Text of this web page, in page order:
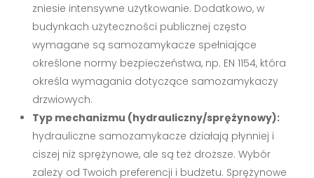
zniesie intensywne użytkowanie. Dodatkowo, w
budynkach użyteczności publicznej często
wymagane są samozamykacze spełniające
określone normy bezpieczeństwa, np. EN 1154, która
określa wymagania dotyczące samozamykaczy
drzwiowych.
Typ mechanizmu (hydrauliczny/sprężynowy):
hydrauliczne samozamykacze działają płynniej i
ciszej niż sprężynowe, ale są też droższe. Wybór
zależy od Twoich preferencji i budżetu. Sprężynowe